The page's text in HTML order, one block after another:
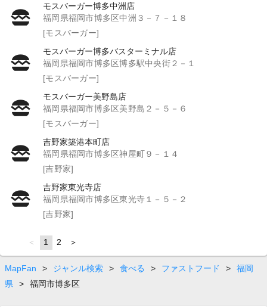
モスバーガー博多中洲店
福岡県福岡市博多区中洲３－７－１８
[モスバーガー]
モスバーガー博多バスターミナル店
福岡県福岡市博多区博多駅中央街２－１
[モスバーガー]
モスバーガー美野島店
福岡県福岡市博多区美野島２－５－６
[モスバーガー]
吉野家築港本町店
福岡県福岡市博多区神屋町９－１４
[吉野家]
吉野家東光寺店
福岡県福岡市博多区東光寺１－５－２
[吉野家]
page
You're
on
page
1 page
2 page
MapFan > ジャンル検索 > 食べる > ファストフード >
福岡
県
> 福岡市博多区